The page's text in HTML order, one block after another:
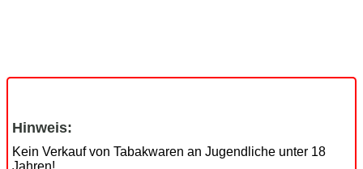
Hinweis:
Kein Verkauf von Tabakwaren an Jugendliche unter 18
Jahren!